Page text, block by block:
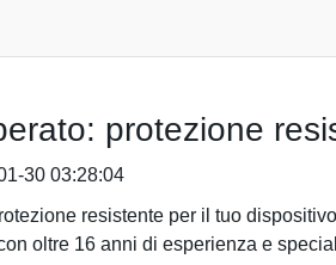
protezione
30 03:28:04
resistente per il tuo
oltre 16 anni di esperienza e